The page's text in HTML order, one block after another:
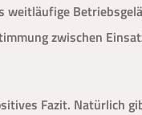
weitläufige
zwischen
Fazit. Natürlich